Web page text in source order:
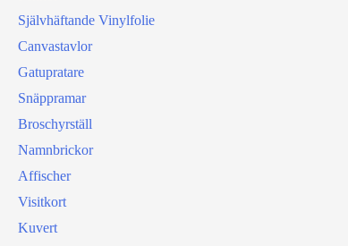
Självhäftande Vinylfolie
Canvastavlor
Gatupratare
Snäppramar
Broschyrställ
Namnbrickor
Affischer
Visitkort
Kuvert